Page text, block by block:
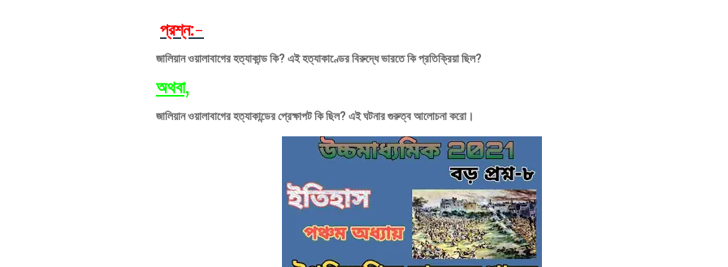
প্রশ্ন:-
জালিয়ান ওয়ালাবাগের হত্যাকান্ড কি? এই হত্যাকাণ্ডের বিরুদ্ধে ভারতে কি প্রতিক্রিয়া ছিল?
অথবা,
জালিয়ান ওয়ালাবাগের হত্যাকান্ডের প্রেক্ষাপট কি ছিল? এই ঘটনার গুরুত্ব আলোচনা করো।